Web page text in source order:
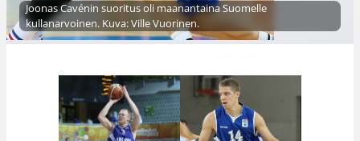
Joonas Cavénin suoritus oli maanantaina Suomelle
kullanarvoinen. Kuva: Ville Vuorinen.